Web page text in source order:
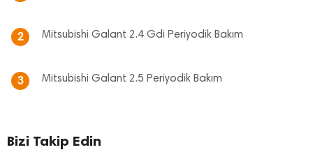
2 Mitsubishi Galant 2.4 Gdi Periyodik Bakım
3 Mitsubishi Galant 2.5 Periyodik Bakım
Bizi Takip Edin